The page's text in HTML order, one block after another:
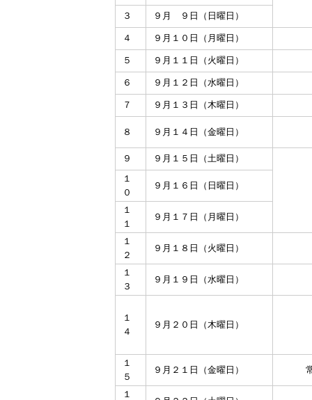
３ ９月 ９日（日曜日）
４ ９月１０日（月曜日）
５ ９月１１日（火曜日）
６ ９月１２日（水曜日）
７ ９月１３日（木曜日）
８ ９月１４日（金曜日）
９ ９月１５日（土曜日）
１
０
９月１６日（日曜日）
１
１
９月１７日（月曜日）
１
２
９月１８日（火曜日）
１
３
９月１９日（水曜日）
１
４
９月２０日（木曜日）
１
５
９月２１日（金曜日）
１